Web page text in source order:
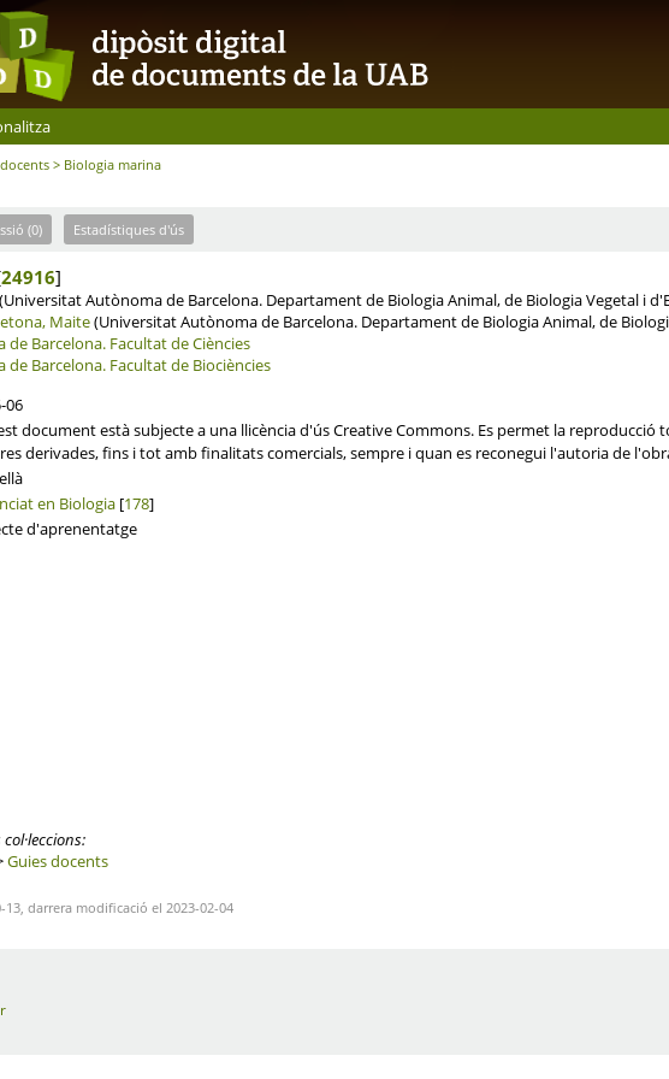
> Biologia marina
(0) Estadístiques d'ús
24916]
Autònoma de Barcelona. Departament de Biologia Animal, de Biologia Vegetal i
Maite(Universitat Autònoma de Barcelona. Departament de Biologia Animal, de
de Barcelona. Facultat de Ciències
de Barcelona. Facultat de Biociències
06
document està subjecte a una llicència d'ús Creative Commons. Es permet la
derivades, fins i tot amb finalitats comercials, sempre i quan es reconegui l'autoria de
en Biologia[178]
d'aprenentatge
Guies docents
13, darrera modificació el 2023-02-04